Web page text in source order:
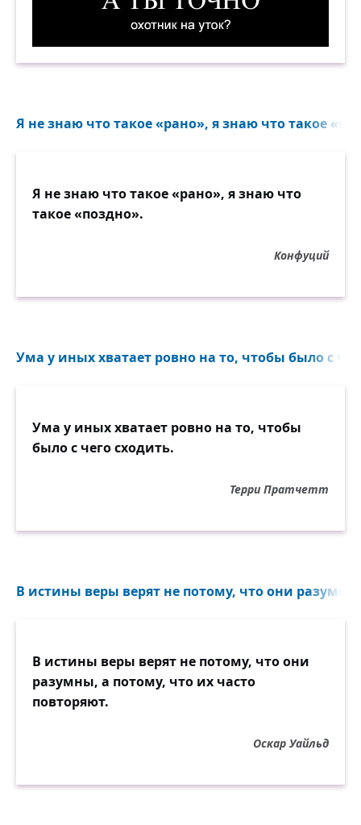
Я не знаю что такое «рано», я знаю что такое
Я не знаю что такое «рано», я знаю что
такое «поздно».
Конфуций
Ума у иных хватает ровно на то, чтобы было с
Ума у иных хватает ровно на то, чтобы
было с чего сходить.
Терри Пратчетт
В истины веры верят не потому, что они
В истины веры верят не потому, что они
разумны, а потому, что их часто
повторяют.
Оскар Уайльд